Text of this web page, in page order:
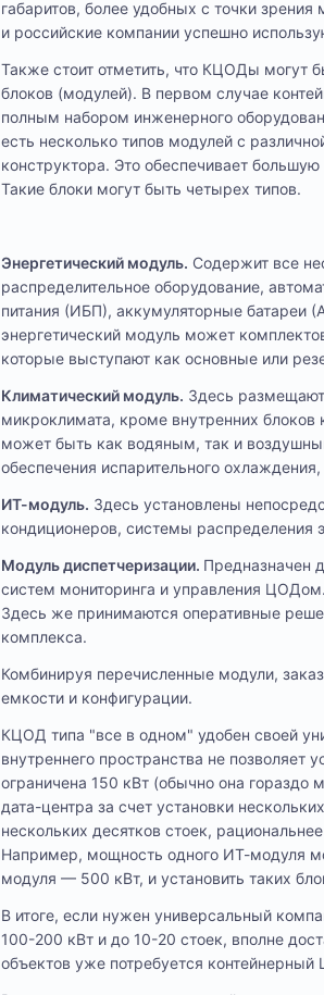
габаритов, более удобных с точки
и российские компании успешно
Также стоит отметить, что КЦОДы могут
блоков (модулей). В первом случае
полным набором инженерного
есть несколько типов модулей с
конструктора. Это обеспечивает
Такие блоки могут быть четырех типов.
Энергетический модуль. Содержит все
распределительное оборудование,
питания (ИБП), аккумуляторные батареи
энергетический модуль может
которые выступают как основные или
Климатический модуль. Здесь
микроклимата, кроме внутренних
может быть как водяным, так и
обеспечения испарительного
ИТ-модуль. Здесь установлены
кондиционеров, системы распределения
Модуль диспетчеризации. Предназначен
систем мониторинга и управления
Здесь же принимаются оперативные
комплекса.
Комбинируя перечисленные модули,
емкости и конфигурации.
КЦОД типа "все в одном" удобен своей
внутреннего пространства не позволяет
ограничена 150 кВт (обычно она
дата-центра за счет установки
нескольких десятков стоек,
Например, мощность одного ИТ-модуля
модуля — 500 кВт, и установить таких
В итоге, если нужен универсальный
100-200 кВт и до 10-20 стоек, вполне
объектов уже потребуется